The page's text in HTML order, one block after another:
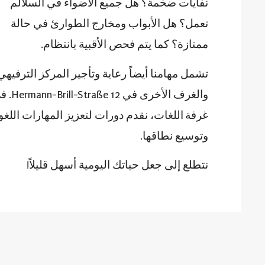
نفايات ضخمة؟ هل جميع الأضواء في السلالم
تعمل؟ هل الأبواب ومخارج الطوارئ في حالة
ممتازة؟ كما يتم فحص الأقبية بانتظام.
تشمل مهامنا أيضاً رعاية وتأجير المركز
والغرف الأخرى في Hermann-Brill-Straße 12. في
غرفة اللغات، نقدم دورات لتعزيز المهارات
وتوسيع نطاقها.
نتطلع إلى جعل حياتك اليومية أسهل قليلاً!